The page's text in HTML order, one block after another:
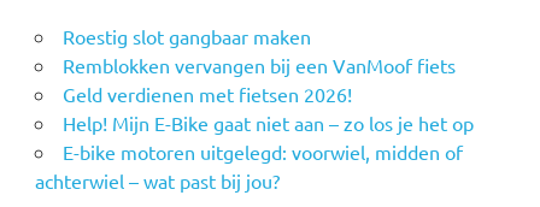
Roestig slot gangbaar maken
Remblokken vervangen bij een VanMoof fiets
Geld verdienen met fietsen 2026!
Help! Mijn E-Bike gaat niet aan – zo los je het op
E-bike motoren uitgelegd: voorwiel, midden of
achterwiel – wat past bij jou?